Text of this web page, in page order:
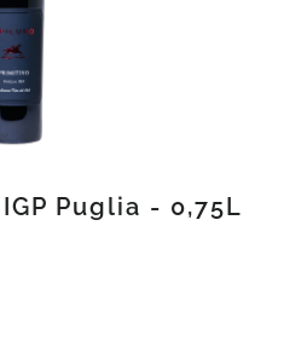
Puglia - 0,75L